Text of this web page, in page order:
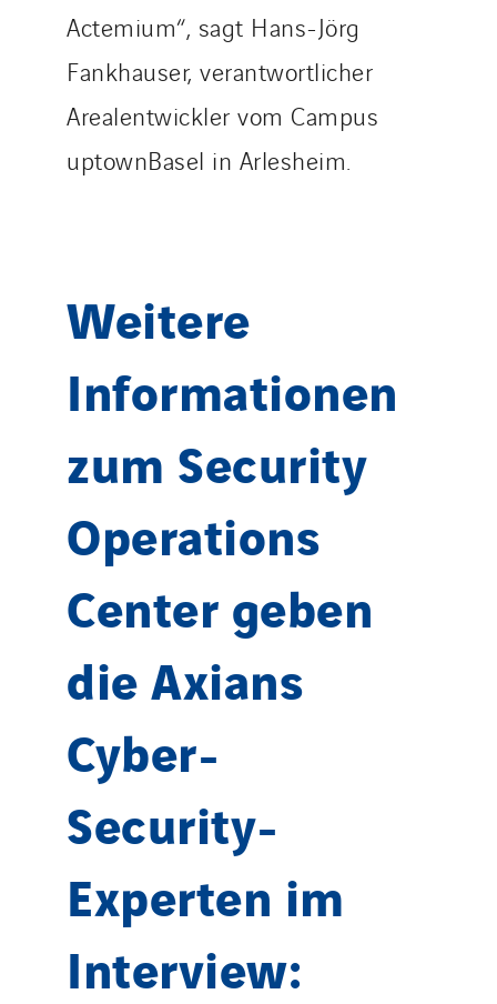
Actemium“, sagt Hans-Jörg
Fankhauser, verantwortlicher
Arealentwickler vom Campus
uptownBasel in Arlesheim.
Weitere
Informationen
zum Security
Operations
Center geben
die Axians
Cyber-
Security-
Experten im
Interview: